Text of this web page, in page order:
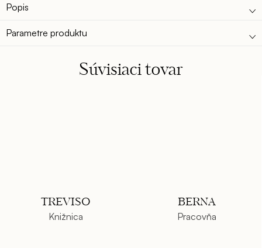
Popis
Parametre produktu
Súvisiaci tovar
TREVISO
Knižnica
BERNA
Pracovňa